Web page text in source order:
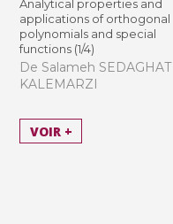
Analytical properties and
applications of orthogonal
polynomials and special
functions (1/4)
De Salameh SEDAGHAT
KALEMARZI
VOIR +